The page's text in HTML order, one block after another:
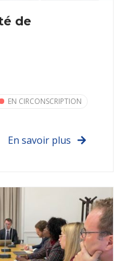
de
EN CIRCONSCRIPTION
En savoir plus